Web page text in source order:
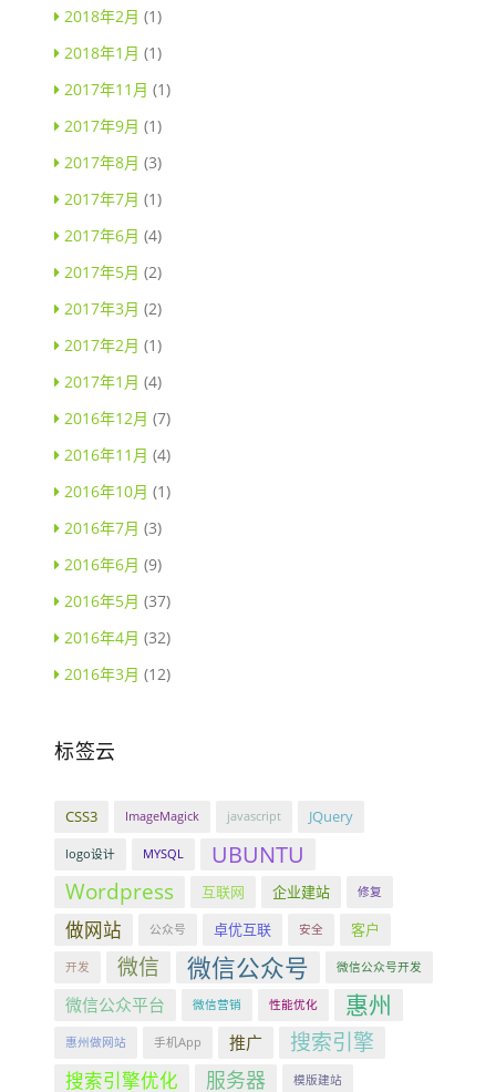
2018年2月 (1)
2018年1月 (1)
2017年11月 (1)
2017年9月 (1)
2017年8月 (3)
2017年7月 (1)
2017年6月 (4)
2017年5月 (2)
2017年3月 (2)
2017年2月 (1)
2017年1月 (4)
2016年12月 (7)
2016年11月 (4)
2016年10月 (1)
2016年7月 (3)
2016年6月 (9)
2016年5月 (37)
2016年4月 (32)
2016年3月 (12)
标签云
CSS3 ImageMagick javascript JQuery
logo设计 MYSQL UBUNTU
Wordpress 互联网 企业建站 修复
做网站 公众号 卓优互联 安全 客户
开发 微信 微信公众号 微信公众号开发
微信公众平台 微信营销 性能优化 惠州
惠州做网站 手机App 推广 搜索引擎
搜索引擎优化 服务器 模版建站